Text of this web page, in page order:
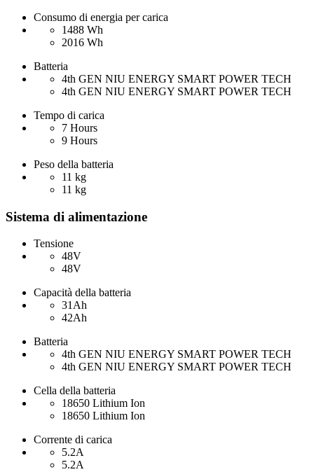
Consumo di energia per carica
1488 Wh
2016 Wh
Batteria
4th GEN NIU ENERGY SMART POWER TECH
4th GEN NIU ENERGY SMART POWER TECH
Tempo di carica
7 Hours
9 Hours
Peso della batteria
11 kg
11 kg
Sistema di alimentazione
Tensione
48V
48V
Capacità della batteria
31Ah
42Ah
Batteria
4th GEN NIU ENERGY SMART POWER TECH
4th GEN NIU ENERGY SMART POWER TECH
Cella della batteria
18650 Lithium Ion
18650 Lithium Ion
Corrente di carica
5.2A
5.2A